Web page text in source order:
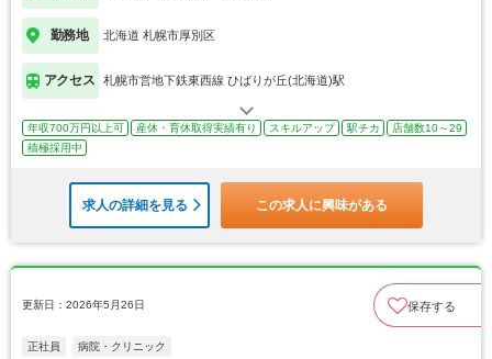
勤務地 北海道 札幌市厚別区
アクセス 札幌市営地下鉄東西線 ひばりが丘(北海道)駅
年収700万円以上可 産休・育休取得実績有り スキルアップ 駅チカ
店舗数10～29
積極採用中
求人の詳細を見る この求人に興味がある
更新日：2026年5月26日 保存する
正社員 病院・クリニック